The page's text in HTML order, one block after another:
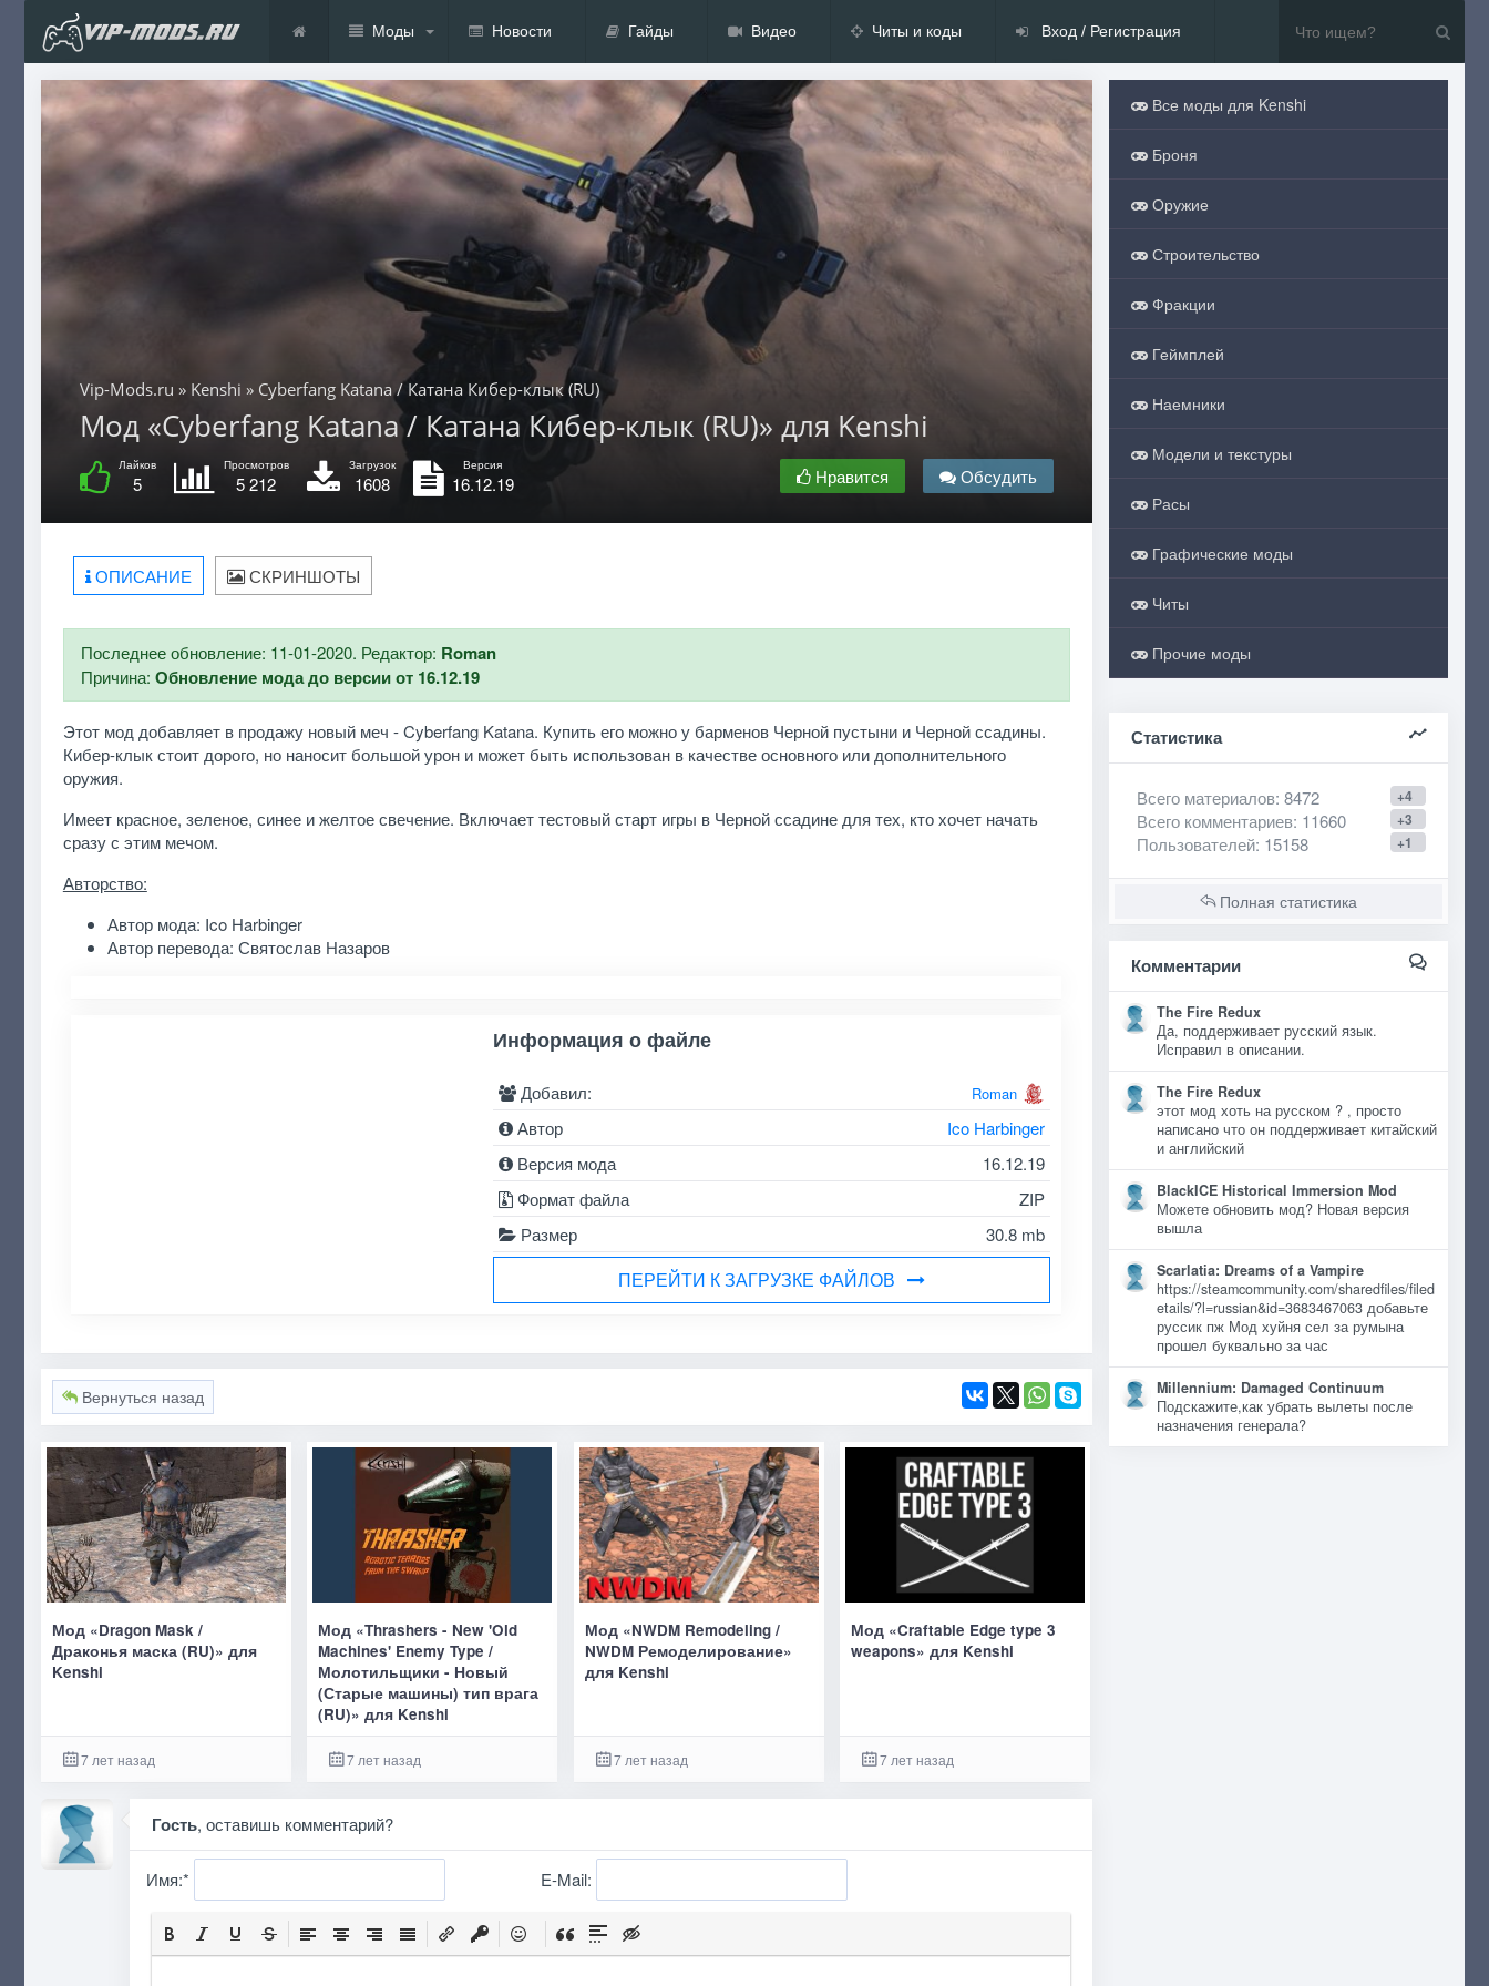
Моды Новости Гайды Видео Читы и коды Вход / Регистрация
Vip-Mods.ru » Kenshi » Cyberfang Katana / Катана Кибер-клык (RU)
Мод «Cyberfang Katana / Катана Кибер-клык (RU)» для Kenshi
Лайков
5
Просмотров
5 212
Загрузок
1608
Версия
16.12.19 Нравится Обсудить
ОПИСАНИЕ СКРИНШОТЫ
Последнее обновление: 11-01-2020. Редактор: Roman
Причина: Обновление мода до версии от 16.12.19
Этот мод добавляет в продажу новый меч - Cyberfang Katana. Купить его можно у барменов Черной пустыни и Черной ссадины.
Кибер-клык стоит дорого, но наносит большой урон и может быть использован в качестве основного или дополнительного
оружия.
Имеет красное, зеленое, синее и желтое свечение. Включает тестовый старт игры в Черной ссадине для тех, кто хочет начать
сразу с этим мечом.
Авторство:
Автор мода: Ico Harbinger
Автор перевода: Святослав Назаров
Информация о файле
Добавил: Roman
Автор
Ico Harbinger
Версия мода
16.12.19
Формат файла
ZIP
Размер
30.8 mb
ПЕРЕЙТИ К ЗАГРУЗКЕ ФАЙЛОВ
Вернуться назад
Мод «Dragon Mask /
Драконья маска (RU)» для
Kenshi
7 лет назад
Мод «Thrashers - New 'Old
Machines' Enemy Type /
Молотильщики - Новый
(Старые машины) тип врага
(RU)» для Kenshi
7 лет назад
Мод «NWDM Remodeling /
NWDM Ремоделирование»
для Kenshi
7 лет назад
Мод «Craftable Edge type 3
weapons» для Kenshi
7 лет назад
Гость, оставишь комментарий?
Имя:* E-Mail:
Все моды для Kenshi
Броня
Оружие
Строительство
Фракции
Геймплей
Наемники
Модели и текстуры
Расы
Графические моды
Читы
Прочие моды
Статистика
+4
Всего материалов: 8472
+3
Всего комментариев: 11660
+1
Пользователей: 15158
Полная статистика
Комментарии
The Fire Redux
Да, поддерживает русский язык.
Исправил в описании.
The Fire Redux
этот мод хоть на русском ? , просто
написано что он поддерживает китайский
и английский
BlackICE Historical Immersion Mod
Можете обновить мод? Новая версия
вышла
Scarlatia: Dreams of a Vampire
https://steamcommunity.com/sharedfiles/filed
etails/?l=russian&id=3683467063 добавьте
руссик пж Мод хуйня сел за румына
прошел буквально за час
Millennium: Damaged Continuum
Подскажите,как убрать вылеты после
назначения генерала?